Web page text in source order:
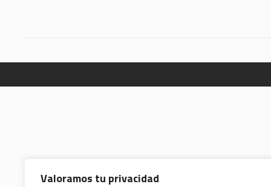
Valoramos tu privacidad